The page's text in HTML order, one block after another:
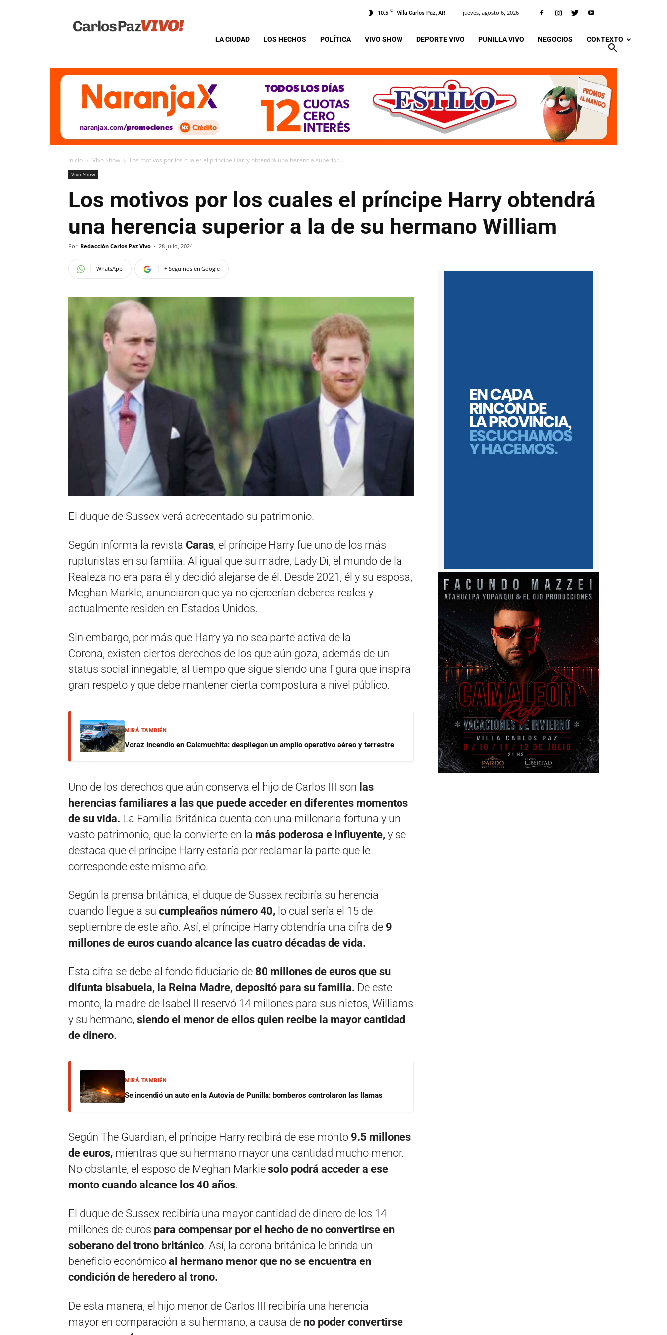
Vivo
10.5 C Villa Carlos Paz, AR jueves, agosto 6, 2026
LA CIUDAD LOS HECHOS POLÍTICA VIVO SHOW DEPORTE VIVO PUNILLA VIVO NEGOCIOS CONTEXTO
Inicio Vivo Show Los motivos por los cuales el príncipe Harry obtendrá una herencia superior...
Vivo Show
Los motivos por los cuales el príncipe Harry obtendrá
una herencia superior a la de su hermano William
Por Redacción Carlos Paz Vivo - 28 julio, 2024
WhatsApp + Seguinos en Google
El duque de Sussex verá acrecentado su patrimonio.
Según informa la revista Caras, el príncipe Harry fue uno de los más
rupturistas en su familia. Al igual que su madre, Lady Di, el mundo de la
Realeza no era para él y decidió alejarse de él. Desde 2021, él y su esposa,
Meghan Markle, anunciaron que ya no ejercerían deberes reales y
actualmente residen en Estados Unidos.
Sin embargo, por más que Harry ya no sea parte activa de la
Corona, existen ciertos derechos de los que aún goza, además de un
status social innegable, al tiempo que sigue siendo una figura que inspira
gran respeto y que debe mantener cierta compostura a nivel público.
MIRÁ TAMBIÉN
Voraz incendio en Calamuchita: despliegan un amplio operativo aéreo y terrestre
Uno de los derechos que aún conserva el hijo de Carlos III son las
herencias familiares a las que puede acceder en diferentes momentos
de su vida. La Familia Británica cuenta con una millonaria fortuna y un
vasto patrimonio, que la convierte en la más poderosa e influyente, y se
destaca que el príncipe Harry estaría por reclamar la parte que le
corresponde este mismo año.
Según la prensa británica, el duque de Sussex recibiría su herencia
cuando llegue a su cumpleaños número 40, lo cual sería el 15 de
septiembre de este año. Así, el príncipe Harry obtendría una cifra de 9
millones de euros cuando alcance las cuatro décadas de vida.
Esta cifra se debe al fondo fiduciario de 80 millones de euros que su
difunta bisabuela, la Reina Madre, depositó para su familia. De este
monto, la madre de Isabel II reservó 14 millones para sus nietos, Williams
y su hermano, siendo el menor de ellos quien recibe la mayor cantidad
de dinero.
MIRÁ TAMBIÉN
Se incendió un auto en la Autovía de Punilla: bomberos controlaron las llamas
Según The Guardian, el príncipe Harry recibirá de ese monto 9.5 millones
de euros, mientras que su hermano mayor una cantidad mucho menor.
No obstante, el esposo de Meghan Markie solo podrá acceder a ese
monto cuando alcance los 40 años.
El duque de Sussex recibiría una mayor cantidad de dinero de los 14
millones de euros para compensar por el hecho de no convertirse en
soberano del trono británico. Así, la corona británica le brinda un
beneficio económico al hermano menor que no se encuentra en
condición de heredero al trono.
De esta manera, el hijo menor de Carlos III recibiría una herencia
mayor en comparación a su hermano, a causa de no poder convertirse